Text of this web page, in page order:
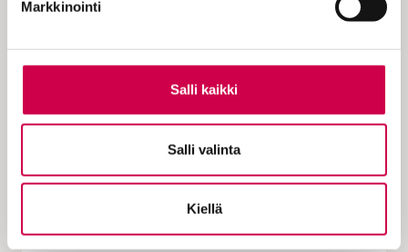
Markkinointi
Salli kaikki
Salli valinta
Kiellä
KOLUMNI | 30.01.2026